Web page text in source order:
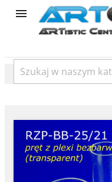
product
